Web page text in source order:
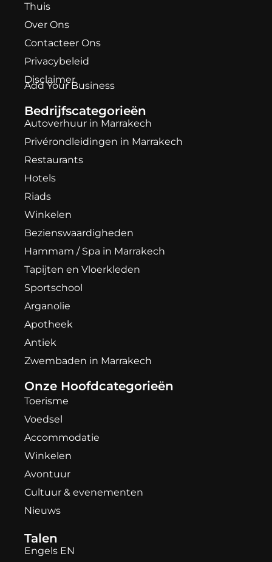
Thuis
Over Ons
Contacteer Ons
Privacybeleid
Disclaimer
Add Your Business
Bedrijfscategorieën
Autoverhuur in Marrakech
Privérondleidingen in Marrakech
Restaurants
Hotels
Riads
Winkelen
Bezienswaardigheden
Hammam / Spa in Marrakech
Tapijten en Vloerkleden
Sportschool
Arganolie
Apotheek
Antiek
Zwembaden in Marrakech
Onze Hoofdcategorieën
Toerisme
Voedsel
Accommodatie
Winkelen
Avontuur
Cultuur & evenementen
Nieuws
Talen
Engels EN